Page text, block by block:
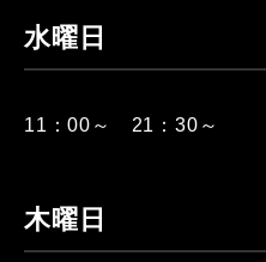
水曜日
11：00～ 21：30～
木曜日